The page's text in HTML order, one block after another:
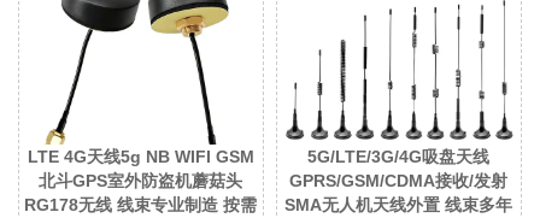
LTE 4G天线5g NB WIFI GSM
北斗GPS室外防盗机蘑菇头
RG178无线 线束专业制造 按需
5G/LTE/3G/4G吸盘天线
GPRS/GSM/CDMA接收/发射
SMA无人机天线外置 线束多年